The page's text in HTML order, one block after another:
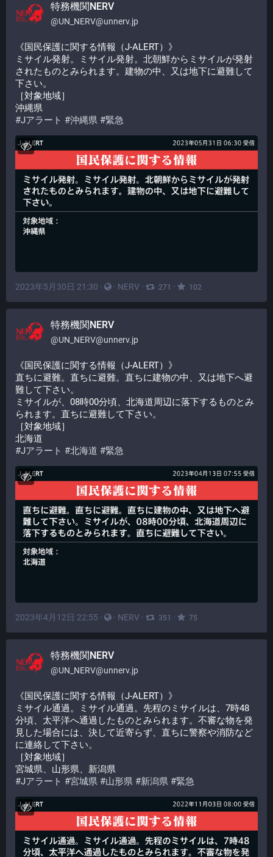
特務機関NERV
@UN_NERV@unnerv.jp
《国民保護に関する情報（J-ALERT）》
ミサイル発射。ミサイル発射。北朝鮮からミサイルが発射
されたものとみられます。建物の中、又は地下に避難して
下さい。
［対象地域］
沖縄県
#Jアラート #沖縄県 #緊急
2023年5月30日 21:30 · · NERV · 271 · 102
特務機関NERV
@UN_NERV@unnerv.jp
《国民保護に関する情報（J-ALERT）》
直ちに避難。直ちに避難。直ちに建物の中、又は地下へ避
難して下さい。
ミサイルが、08時00分頃、北海道周辺に落下するものとみ
られます。直ちに避難して下さい。
［対象地域］
北海道
#Jアラート #北海道 #緊急
2023年4月12日 22:55 · · NERV · 351 · 75
特務機関NERV
@UN_NERV@unnerv.jp
《国民保護に関する情報（J-ALERT）》
ミサイル通過。ミサイル通過。先程のミサイルは、7時48
分頃、太平洋へ通過したものとみられます。不審な物を発
見した場合には、決して近寄らず、直ちに警察や消防など
に連絡して下さい。
［対象地域］
宮城県、山形県、新潟県
#Jアラート #宮城県 #山形県 #新潟県 #緊急